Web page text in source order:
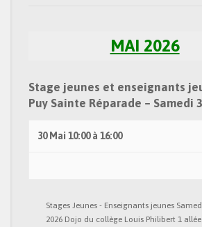
MAI 2026
Stage jeunes et enseignants
Puy Sainte Réparade – Samedi
30 Mai 10:00à 16:00
Stages Jeunes - Enseignants jeunes
2026 Dojo du collège Louis Philibert 1